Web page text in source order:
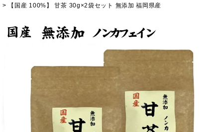
【国産 100%】 甘茶 30g×2袋セット 無添加 福岡県産